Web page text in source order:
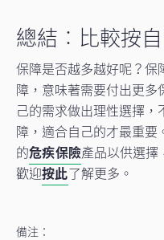
總結︰比較按
保障是否越多越好呢？
障，意味著需要付出更多
己的需求做出理性選擇
障，適合自己的才最重
的危疾保險產品以供選擇
歡迎按此了解更多。
備注：